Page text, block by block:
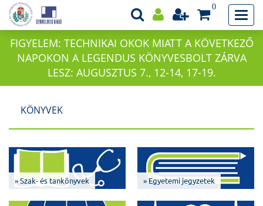
0
FIGYELEM: TECHNIKAI OKOK MIATT A KÖVETKEZŐ
NAPOKON A LEGENDUS KÖNYVESBOLT ZÁRVA
LESZ: AUGUSZTUS 7., 12-14, 17-19.
KÖNYVEK
» Szak- és tankönyvek » Egyetemi jegyzetek